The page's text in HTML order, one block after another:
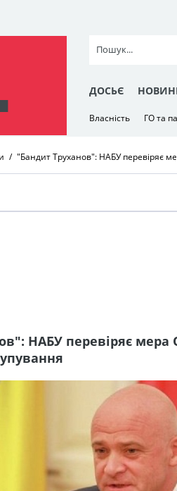
ДОСЬЄ
Власність ГО та
"Бандит Труханов": НАБУ перевіряє
НАБУ перевіряє мера